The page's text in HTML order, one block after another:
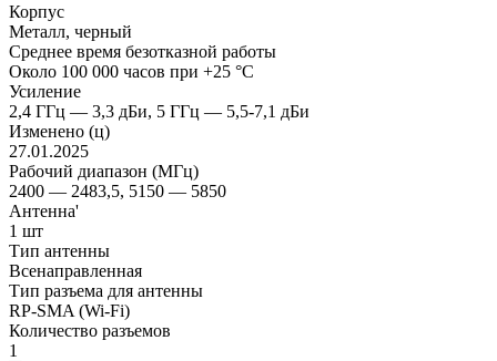
Корпус
Металл, черный
Среднее время безотказной работы
Около 100 000 часов при +25 °C
Усиление
2,4 ГГц — 3,3 дБи, 5 ГГц — 5,5-7,1 дБи
Изменено (ц)
27.01.2025
Рабочий диапазон (МГц)
2400 — 2483,5, 5150 — 5850
Антенна'
1 шт
Тип антенны
Всенаправленная
Тип разъема для антенны
RP-SMA (Wi-Fi)
Количество разъемов
1